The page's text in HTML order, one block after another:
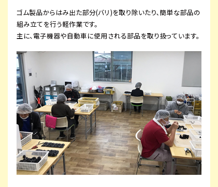
ゴム製品からはみ出た部分(バリ)を取り除いたり、簡単な部品の
組み立てを行う軽作業です。
主に、電子機器や自動車に使用される部品を取り扱っています。